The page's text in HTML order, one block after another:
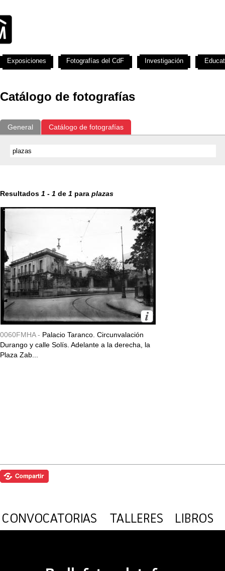
Catálogo de fotografías
General Catálogo de fotografías
Resultados 1 - 1 de 1 para plazas
0060FMHA - Palacio Taranco. Circunvalación
Durango y calle Solís. Adelante a la derecha, la
Plaza Zab...
Exposiciones Fotografías del CdF Investigación